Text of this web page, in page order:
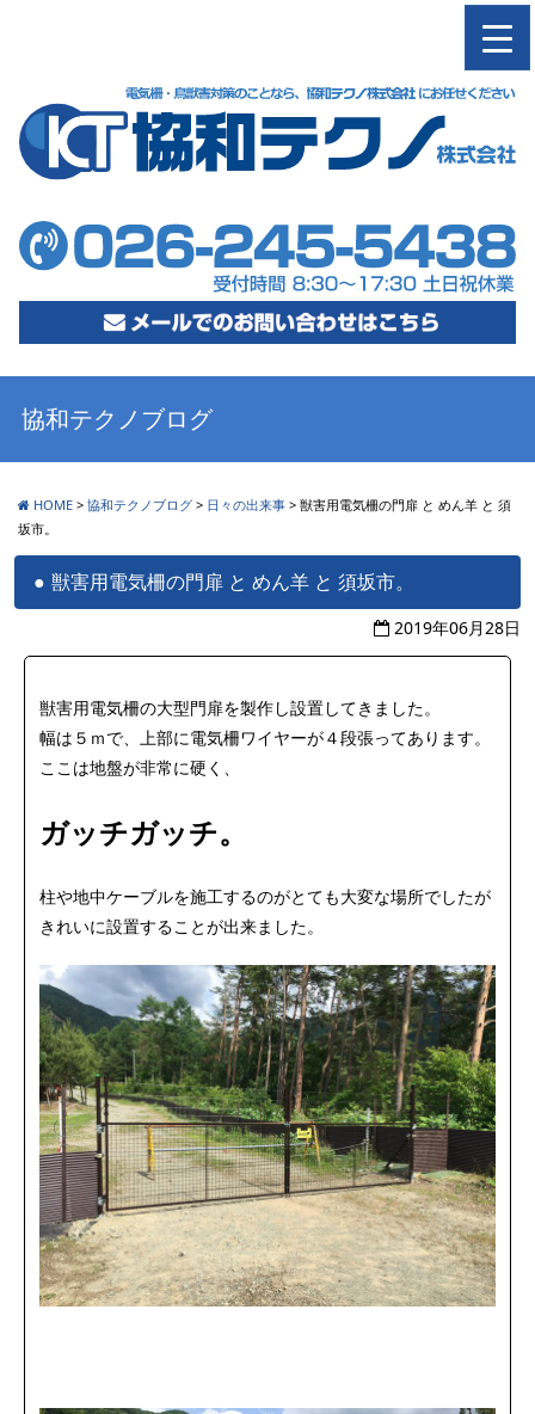
協和テクノブログ
HOME > 協和テクノブログ > 日々の出来事 > 獣害用電気柵の門扉 と めん羊 と 須
坂市。
獣害用電気柵の門扉 と めん羊 と 須坂市。
2019年06月28日
獣害用電気柵の大型門扉を製作し設置してきました。
幅は５ｍで、上部に電気柵ワイヤーが４段張ってあります。
ここは地盤が非常に硬く、
ガッチガッチ。
柱や地中ケーブルを施工するのがとても大変な場所でしたが
きれいに設置することが出来ました。